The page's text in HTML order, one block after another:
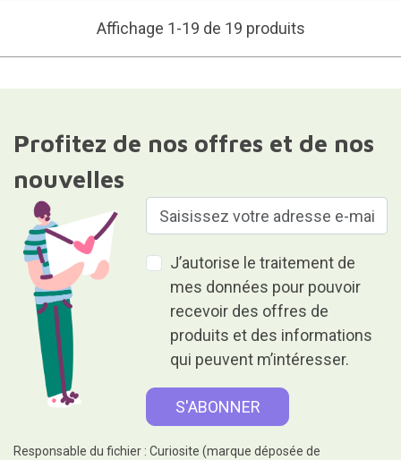
Affichage 1-19 de 19 produits
Profitez de nos offres et de nos
nouvelles
J’autorise le traitement de
mes données pour pouvoir
recevoir des offres de
produits et des informations
qui peuvent m’intéresser.
Responsable du fichier : Curiosite (marque déposée de